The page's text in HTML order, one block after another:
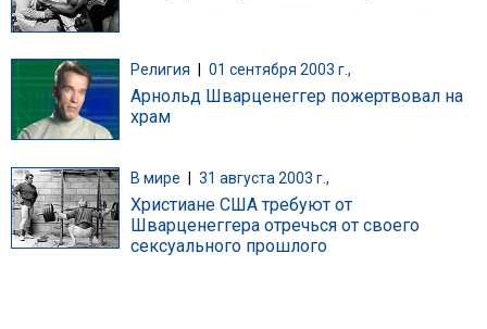
Религия 01 сентября 2003 г.,
Арнольд Шварценеггер пожертвовал на
храм
В мире 31 августа 2003 г.,
Христиане США требуют от
Шварценеггера отречься от своего
сексуального прошлого